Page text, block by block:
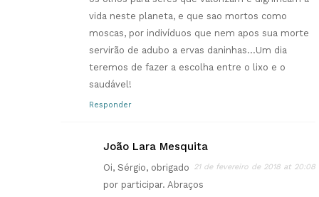
vida neste planeta, e que sao mortos como
moscas, por indivíduos que nem apos sua morte
servirão de adubo a ervas daninhas…Um dia
teremos de fazer a escolha entre o lixo e o
saudável!
Responder
João Lara Mesquita
21 de fevereiro de 2018 at 20:08
Oi, Sérgio, obrigado
por participar. Abraços